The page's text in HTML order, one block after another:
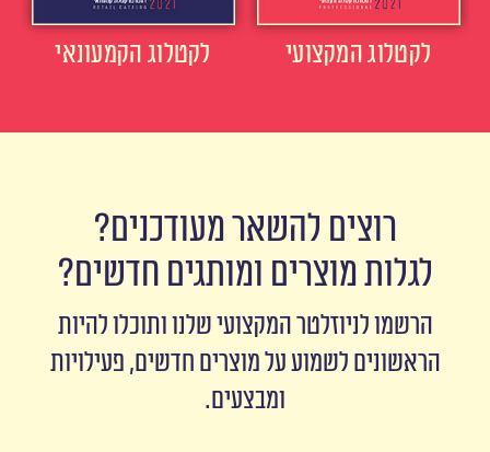
לקטלוג הקמעונאי לקטלוג המקצועי
רוצים להשאר מעודכנים?
לגלות מוצרים ומותגים חדשים?
הרשמו לניוזלטר המקצועי שלנו ותוכלו להיות
הראשונים לשמוע על מוצרים חדשים, פעילויות
ומבצעים.